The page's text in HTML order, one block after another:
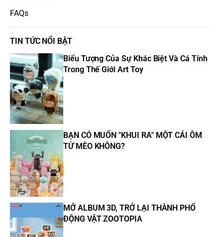
FAQs
TIN TỨC NỔI BẬT
Biểu Tượng Của Sự Khác Biệt Và Cá Tính
Trong Thế Giới Art Toy
BẠN CÓ MUỐN "KHUI RA" MỘT CÁI ÔM
TỪ MÈO KHÔNG?
MỞ ALBUM 3D, TRỞ LẠI THÀNH PHỐ
ĐỘNG VẬT ZOOTOPIA